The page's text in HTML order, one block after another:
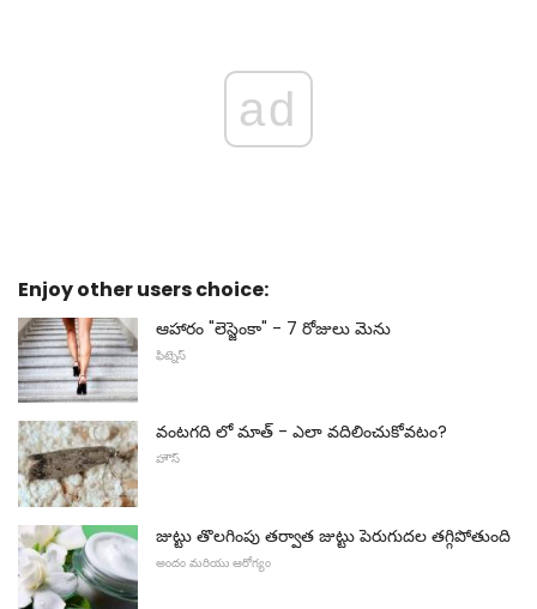
ad
Enjoy other users choice:
ఆహారం "లెస్జెంకా" - 7 రోజులు మెను
ఫిట్నెస్
వంటగది లో మాత్ - ఎలా వదిలించుకోవటం?
హౌస్
జుట్టు తొలగింపు తర్వాత జుట్టు పెరుగుదల తగ్గిపోతుంది
అందం మరియు ఆరోగ్యం